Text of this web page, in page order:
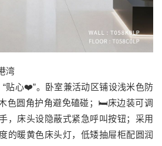
湾
“贴心❤️”。卧室兼活动区铺设浅米色防
色圆角护角避免磕碰；🛏️床边装可调
，床头设隐蔽式紧急呼叫按钮；采用
的暖黄色床头灯，低矮抽屉柜配圆润